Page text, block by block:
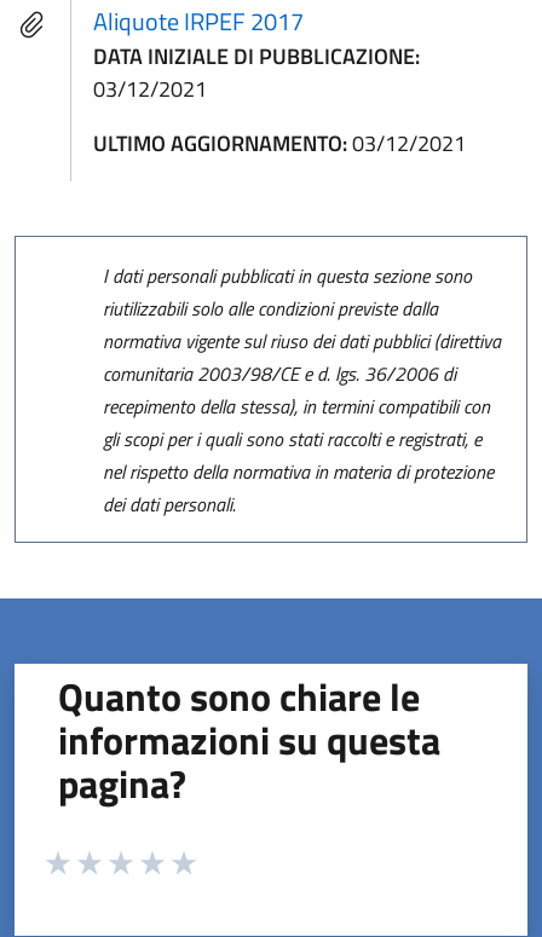
Aliquote IRPEF 2017
DATA INIZIALE DI PUBBLICAZIONE:
03/12/2021
ULTIMO AGGIORNAMENTO:03/12/2021
I dati personali pubblicati in questa sezione sono
riutilizzabili solo alle condizioni previste dalla
normativa vigente sul riuso dei dati pubblici (direttiva
comunitaria 2003/98/CE e d. lgs. 36/2006 di
recepimento della stessa), in termini compatibili con
gli scopi per i quali sono stati raccolti e registrati, e
nel rispetto della normativa in materia di protezione
dei dati personali.
Quanto sono chiare le
informazioni su questa
pagina?
Valuta da 1 a 5 stelle la pagina